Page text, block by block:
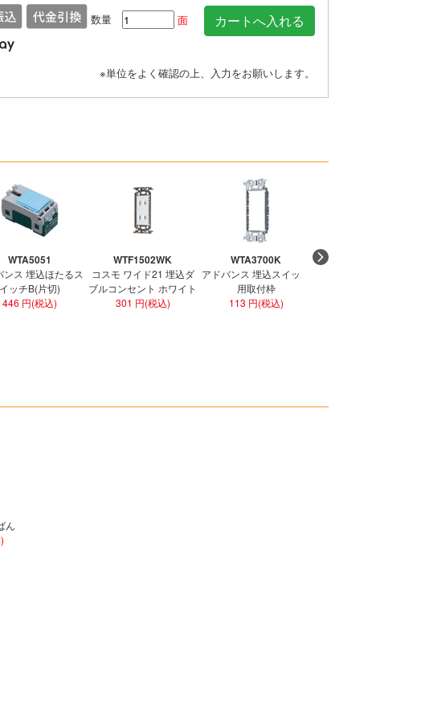
数量 面
※単位をよく確認の上、入力をお願いします。
WTA5051
ンス 埋込ほたるス
イッチB(片切)
446 円(税込)
WTF1502WK
コスモ ワイド21 埋込ダ
ブルコンセント ホワイト
301 円(税込)
WTA3700K
アドバンス 埋込スイッチ
用取付枠
113 円(税込)
ん